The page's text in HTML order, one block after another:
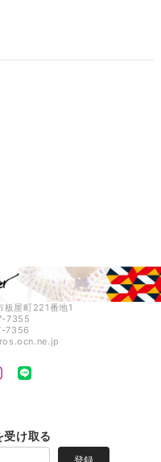
屋町221番地1
7355
7356
受け取る